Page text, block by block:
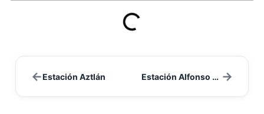
←Estación Aztlán Estación Alfonso Reyes →